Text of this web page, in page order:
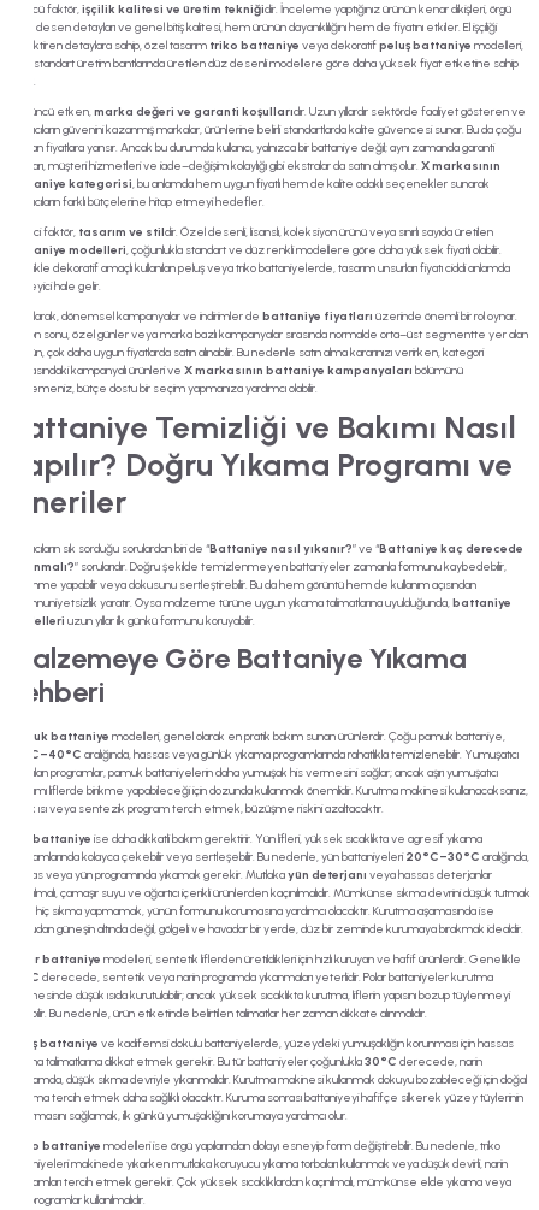
Üçüncü faktör,işçilik kalitesi ve üretim tekniğidir. İnceleme yaptığınız ürünün kenar dikişleri, örgü
sıklığı, desen detayları ve genel bitiş kalitesi, hem ürünün dayanıklılığını hem de fiyatını etkiler. El işçiliği
gerektiren detaylara sahip, özel tasarım triko battaniye veya dekoratifpeluş battaniye modelleri,
daha standart üretim bantlarında üretilen düz desenli modellere göre daha yüksek fiyat etiketine sahip
olabilir.
Dördüncü etken,marka değeri ve garanti koşullarıdır. Uzun yıllardır sektörde faaliyet gösteren ve
kullanıcıların güvenini kazanmış markalar, ürünlerine belirli standartlarda kalite güvencesi sunar. Bu da çoğu
zaman fiyatlara yansır. Ancak bu durumda kullanıcı, yalnızca bir battaniye değil; aynı zamanda garanti
koşulları, müşteri hizmetleri ve iade–değişim kolaylığı gibi ekstralar da satın almış olur. X markasının
battaniye kategorisi, bu anlamda hem uygun fiyatlı hem de kalite odaklı seçenekler sunarak
kullanıcıların farklı bütçelerine hitap etmeyi hedefler.
Beşinci faktör, tasarım ve stildir. Özel desenli, lisanslı, koleksiyon ürünü veya sınırlı sayıda üretilen
battaniye modelleri, çoğunlukla standart ve düz renkli modellere göre daha yüksek fiyatlı olabilir.
Özellikle dekoratif amaçlı kullanılan peluş veya triko battaniyelerde, tasarım unsurları fiyatı ciddi anlamda
belirleyici hale gelir.
Son olarak, dönemsel kampanyalar ve indirimler de battaniye fiyatları üzerinde önemli bir rol oynar.
Sezon sonu, özel günler veya marka bazlı kampanyalar sırasında normalde orta–üst segmentte yer alan
bir ürün, çok daha uygun fiyatlarda satın alınabilir. Bu nedenle satın alma kararınızı verirken, kategori
sayfasındaki kampanyalı ürünleri ve X markasının battaniye kampanyaları bölümünü
incelemeniz, bütçe dostu bir seçim yapmanıza yardımcı olabilir.
Battaniye Temizliği ve Bakımı Nasıl
Yapılır? Doğru Yıkama Programı ve
Öneriler
Kullanıcıların sık sorduğu sorulardan biri de “Battaniye nasıl yıkanır?” ve “Battaniye kaç derecede
yıkanmalı?” sorularıdır. Doğru şekilde temizlenmeyen battaniyeler zamanla formunu kaybedebilir,
tüylenme yapabilir veya dokusunu sertleştirebilir. Bu da hem görüntü hem de kullanım açısından
memnuniyetsizlik yaratır. Oysa malzeme türüne uygun yıkama talimatlarına uyulduğunda,battaniye
modelleri uzun yıllar ilk günkü formunu koruyabilir.
Malzemeye Göre Battaniye Yıkama
Rehberi
Pamuk battaniye modelleri, genel olarak en pratik bakım sunan ürünlerdir. Çoğu pamuk battaniye,
30°C–40°C aralığında, hassas veya günlük yıkama programlarında rahatlıkla temizlenebilir. Yumuşatıcı
kullanılan programlar, pamuk battaniyelerin daha yumuşak his vermesini sağlar; ancak aşırı yumuşatıcı
kullanımı liflerde birikme yapabileceği için dozunda kullanmak önemlidir. Kurutma makinesi kullanacaksanız,
düşük ısı veya sentezik program tercih etmek, büzüşme riskini azaltacaktır.
Yün battaniye ise daha dikkatli bakım gerektirir. Yün lifleri, yüksek sıcaklıkta ve agresif yıkama
programlarında kolayca çekebilir veya sertleşebilir. Bu nedenle, yün battaniyeleri20°C–30°C aralığında,
hassas veya yün programında yıkamak gerekir. Mutlakayün deterjanı veya hassas deterjanlar
kullanılmalı, çamaşır suyu ve ağartıcı içerikli ürünlerden kaçınılmalıdır. Mümkünse sıkma devrini düşük tutmak
veya hiç sıkma yapmamak, yünün formunu korumasına yardımcı olacaktır. Kurutma aşamasında ise
doğrudan güneşin altında değil, gölgeli ve havadar bir yerde, düz bir zeminde kurumaya bırakmak idealdir.
Polar battaniye modelleri, sentetik liflerden üretildikleri için hızlı kuruyan ve hafif ürünlerdir. Genellikle
30°C derecede, sentetik veya narin programda yıkanmaları yeterlidir. Polar battaniyeler kurutma
makinesinde düşük ısıda kurutulabilir; ancak yüksek sıcaklıkta kurutma, liflerin yapısını bozup tüylenmeyi
artırabilir. Bu nedenle, ürün etiketinde belirtilen talimatlar her zaman dikkate alınmalıdır.
Peluş battaniye ve kadifemsi dokulu battaniyelerde, yüzeydeki yumuşaklığın korunması için hassas
yıkama talimatlarına dikkat etmek gerekir. Bu tür battaniyeler çoğunlukla30°C derecede, narin
programda, düşük sıkma devriyle yıkanmalıdır. Kurutma makinesi kullanmak dokuyu bozabileceği için doğal
kurutma tercih etmek daha sağlıklı olacaktır. Kuruma sonrası battaniyeyi hafifçe silkerek yüzey tüylerinin
kabarmasını sağlamak, ilk günkü yumuşaklığını korumaya yardımcı olur.
Triko battaniye modelleri ise örgü yapılarından dolayı esneyip form değiştirebilir. Bu nedenle, triko
battaniyeleri makinede yıkarken mutlaka koruyucu yıkama torbaları kullanmak veya düşük devirli, narin
programları tercih etmek gerekir. Çok yüksek sıcaklıklardan kaçınılmalı, mümkünse elde yıkama veya
kısa programlar kullanılmalıdır.